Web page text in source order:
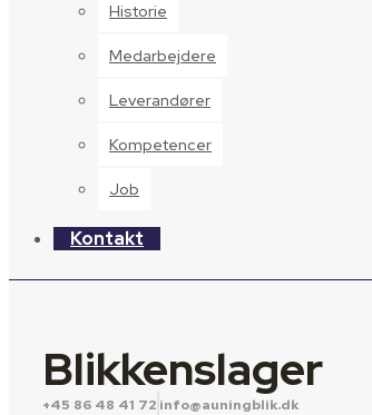
Historie
Medarbejdere
Leverandører
Kompetencer
Job
Kontakt
Blikkenslager
+45 86 48 41 72 info@auningblik.dk